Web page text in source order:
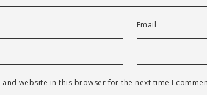
Email
and website in this browser for the next time I